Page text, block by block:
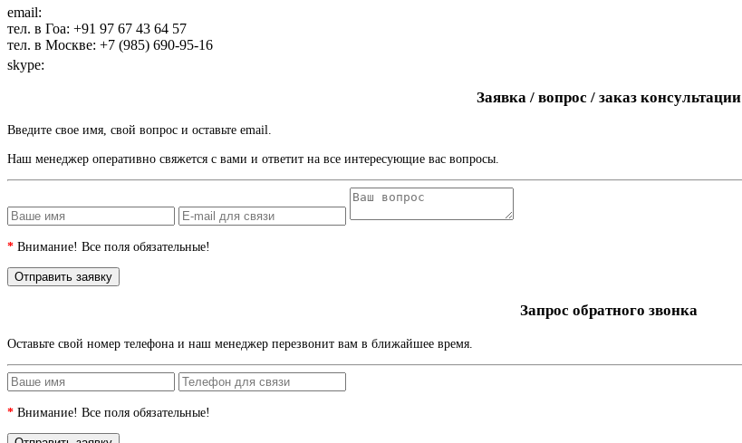
email:
тел. в Гоа: +91 97 67 43 64 57
тел. в Москве: +7 (985) 690-95-16
skype:
Заявка / вопрос / заказ консультации
Введите свое имя, свой вопрос и оставьте email.
Наш менеджер оперативно свяжется с вами и ответит на все интересующие вас вопросы.
* Внимание! Все поля обязательные!
Запрос обратного звонка
Оставьте свой номер телефона и наш менеджер перезвонит вам в ближайшее время.
* Внимание! Все поля обязательные!